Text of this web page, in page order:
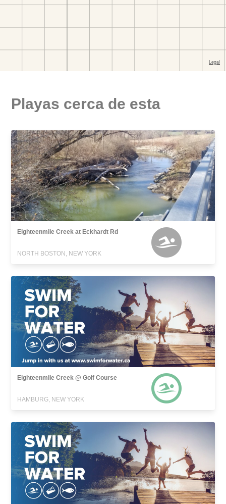
Playas cerca de esta
Eighteenmile Creek at Eckhardt Rd
NORTH BOSTON, NEW YORK
Eighteenmile Creek @ Golf Course
HAMBURG, NEW YORK